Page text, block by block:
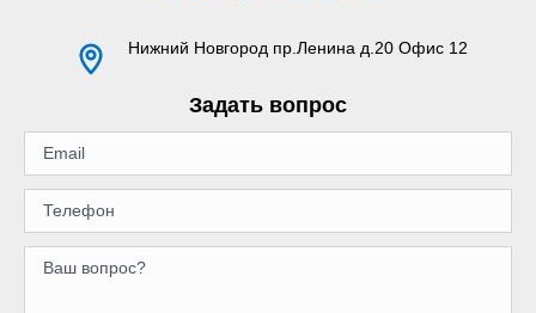
Нижний Новгород пр.Ленина д.20 Офис 12
Задать вопрос